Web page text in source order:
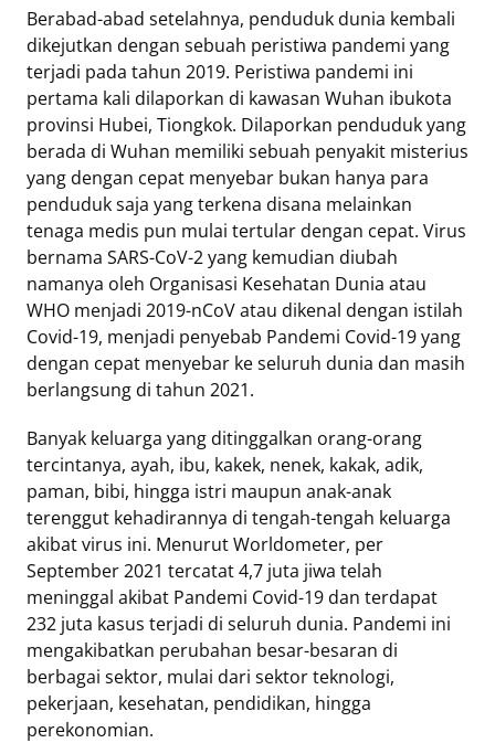
Berabad-abad setelahnya, penduduk dunia kembali
dikejutkan dengan sebuah peristiwa pandemi yang
terjadi pada tahun 2019. Peristiwa pandemi ini
pertama kali dilaporkan di kawasan Wuhan ibukota
provinsi Hubei, Tiongkok. Dilaporkan penduduk yang
berada di Wuhan memiliki sebuah penyakit misterius
yang dengan cepat menyebar bukan hanya para
penduduk saja yang terkena disana melainkan
tenaga medis pun mulai tertular dengan cepat. Virus
bernama SARS-CoV-2 yang kemudian diubah
namanya oleh Organisasi Kesehatan Dunia atau
WHO menjadi 2019-nCoV atau dikenal dengan istilah
Covid-19, menjadi penyebab Pandemi Covid-19 yang
dengan cepat menyebar ke seluruh dunia dan masih
berlangsung di tahun 2021.
Banyak keluarga yang ditinggalkan orang-orang
tercintanya, ayah, ibu, kakek, nenek, kakak, adik,
paman, bibi, hingga istri maupun anak-anak
terenggut kehadirannya di tengah-tengah keluarga
akibat virus ini. Menurut Worldometer, per
September 2021 tercatat 4,7 juta jiwa telah
meninggal akibat Pandemi Covid-19 dan terdapat
232 juta kasus terjadi di seluruh dunia. Pandemi ini
mengakibatkan perubahan besar-besaran di
berbagai sektor, mulai dari sektor teknologi,
pekerjaan, kesehatan, pendidikan, hingga
perekonomian.
Menjadi
Retizen